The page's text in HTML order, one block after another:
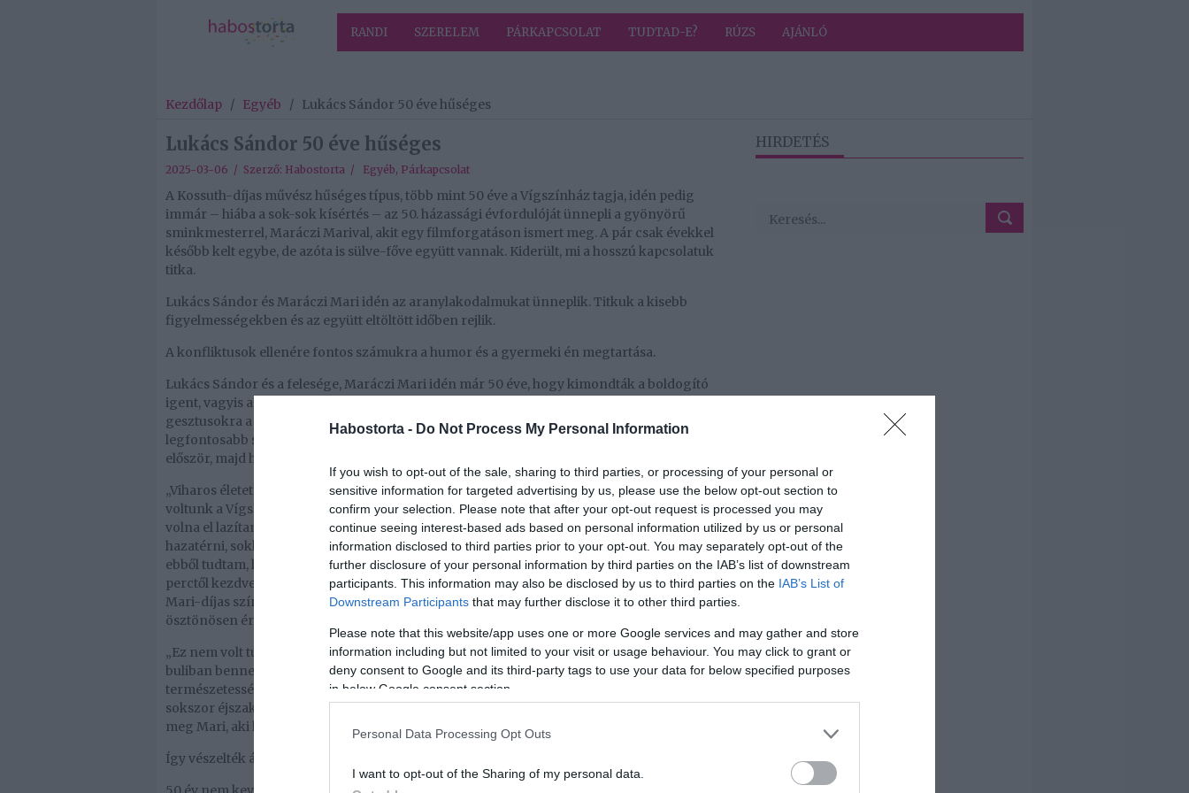
Habostorta - Do Not Process My Personal Information
If you wish to opt-out of the sale, sharing to third parties, or processing of your personal or
sensitive information for targeted advertising by us, please use the below opt-out section to
confirm your selection. Please note that after your opt-out request is processed you may
continue seeing interest-based ads based on personal information utilized by us or personal
information disclosed to third parties prior to your opt-out. You may separately opt-out of the
further disclosure of your personal information by third parties on the IAB’s list of downstream
participants. This information may also be disclosed by us to third parties on the IAB’s List of
Downstream Participants that may further disclose it to other third parties.
Please note that this website/app uses one or more Google services and may gather and store
information including but not limited to your visit or usage behaviour. You may click to grant or
deny consent to Google and its third-party tags to use your data for below specified purposes
in below Google consent section.
Personal Data Processing Opt Outs
I want to opt-out of the Sharing of my personal data.
RANDI SZERELEM PÁRKAPCSOLAT TUDTAD-E? RÚZS AJÁNLÓ
Kezdőlap / Egyéb / Lukács Sándor 50 éve hűséges
Lukács Sándor 50 éve hűséges
2025-03-06 / Szerző: Habostorta / Egyéb, Párkapcsolat
A Kossuth-díjas művész hűséges típus, több mint 50 éve a Vígszínház tagja, idén pedig
immár – hiába a sok-sok kísértés – az 50. házassági évfordulóját ünnepli a gyönyörű
sminkmesterrel, Maráczi Marival, akit egy filmforgatáson ismert meg. A pár csak évekkel
később kelt egybe, de azóta is sülve-főve együtt vannak. Kiderült, mi a hosszú kapcsolatuk
titka.
Lukács Sándor és Maráczi Mari idén az aranylakodalmukat ünneplik. Titkuk a kisebb
figyelmességekben és az együtt eltöltött időben rejlik.
A konfliktusok ellenére fontos számukra a humor és a gyermeki én megtartása.
Lukács Sándor és a felesége, Maráczi Mari idén már 50 éve, hogy kimondták a boldogító
igent, vagyis aranylakodalmat ünnepelnek. A színész azt vallja, hogy nincs szükség óriási
gesztusokra a kapcsolatukban, a kisebb figyelmességek és az együtt eltöltött idő a
legfontosabb számukra. Évekkel ezelőtt a Madárkák című film forgatásán találkoztak
először, majd három évre rá a Fészek Klubban.
„Viharos életet éltünk akkoriban, Kern Andrással, Tahi Tóth Lászlóval, Kovács Pistával mi
voltunk a Vígszínház ifjú színészei, nem volt olyan este, hogy előadás után ne mentünk
volna el lazítani, de amikor Marit megismertem, minden megváltozott: vágytam hozzá
hazatérni, sokkal inkább hazamenni volt kedvem, mint elmenni mulatni. Ez egy jel volt,
ebből tudtam, hogy nem mindennapi nő, aki igazi otthont varázsol, és akivel már az első
perctől kezdve nagyon kellemesen teltek a mindennapjaink" – mesélte a Kossuth- és Jászai
Mari-díjas színész, akit akkoriban igazi nőcsábászként emlegettek. A felesége azonban
ösztönösen érzett rá arra, hogyan szelídítheti meg.
„Ez nem volt tudatos a részemről. Élték a legényéletüket, ahogy minden fiatal, az összes
buliban benne voltak, én pedig meghagytam neki a szabadságot, és hogy minden a maga
természetességében alakuljon. Tudtam, hogy művészember, a próbák és forgatások miatt
sokszor éjszakázott, de mindig éreztette velem, mennyire fontos vagyok neki” – jegyezte
meg Mari, aki hozzátette: a főztjével is levette a lábáról a kedvesét.
Így vészelték át a mélypontokat
HIRDETÉS